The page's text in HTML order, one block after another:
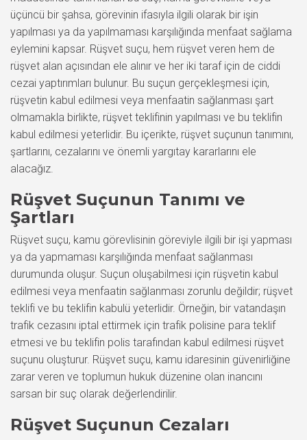
üçüncü bir şahsa, görevinin ifasıyla ilgili olarak bir işin
yapılması ya da yapılmaması karşılığında menfaat sağlama
eylemini kapsar. Rüşvet suçu, hem rüşvet veren hem de
rüşvet alan açısından ele alınır ve her iki taraf için de ciddi
cezai yaptırımları bulunur. Bu suçun gerçekleşmesi için,
rüşvetin kabul edilmesi veya menfaatin sağlanması şart
olmamakla birlikte, rüşvet teklifinin yapılması ve bu teklifin
kabul edilmesi yeterlidir. Bu içerikte, rüşvet suçunun tanımını,
şartlarını, cezalarını ve önemli yargıtay kararlarını ele
alacağız.
Rüşvet Suçunun Tanımı ve
Şartları
Rüşvet suçu, kamu görevlisinin göreviyle ilgili bir işi yapması
ya da yapmaması karşılığında menfaat sağlanması
durumunda oluşur. Suçun oluşabilmesi için rüşvetin kabul
edilmesi veya menfaatin sağlanması zorunlu değildir; rüşvet
teklifi ve bu teklifin kabulü yeterlidir. Örneğin, bir vatandaşın
trafik cezasını iptal ettirmek için trafik polisine para teklif
etmesi ve bu teklifin polis tarafından kabul edilmesi rüşvet
suçunu oluşturur. Rüşvet suçu, kamu idaresinin güvenirliğine
zarar veren ve toplumun hukuk düzenine olan inancını
sarsan bir suç olarak değerlendirilir.
Rüşvet Suçunun Cezaları